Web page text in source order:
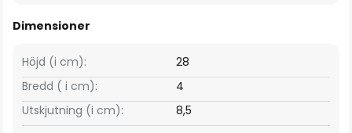
Dimensioner
Bredd ( i cm): 4
Höjd (i cm): 28
Utskjutning (i cm): 8,5